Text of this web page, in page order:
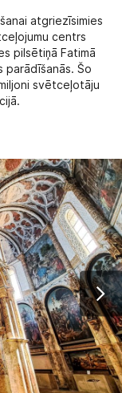
atgriezīsimies
centrs
pilsētiņā Fatimā
parādīšanās. Šo
svētceļotāju